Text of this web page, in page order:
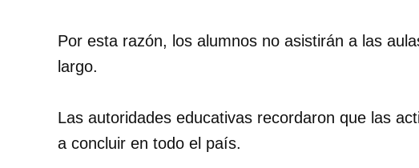
Por esta razón, los alumnos no asistirán a las
largo.
Las autoridades educativas recordaron que las
a concluir en todo el país.